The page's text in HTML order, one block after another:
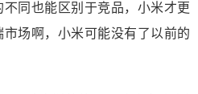
同也能区别于竞品，小米才更
场啊，小米可能没有了以前的